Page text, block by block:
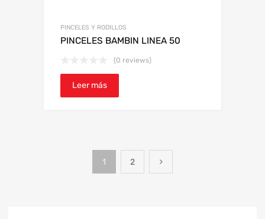
PINCELES Y RODILLOS
PINCELES BAMBIN LINEA 50
(0 reviews)
Leer más
1 2